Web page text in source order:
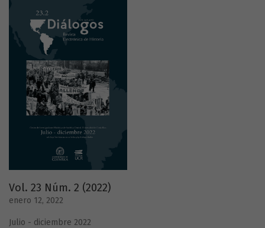
Vol. 23 Núm. 2 (2022)
enero 12, 2022
Julio - diciembre 2022